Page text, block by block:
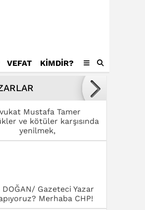
VEFAT KIMDIR?
Mustafa Tamer
ve kötüler karşısında
yenilmek,
Fatmagül Saklavcı